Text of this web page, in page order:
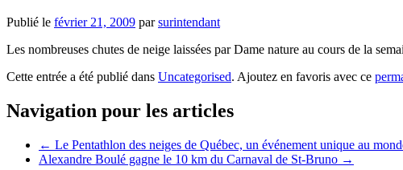
Publié le février 21, 2009 parsurintendant
Les nombreuses chutes de neige laissées par Dame nature au cours de la
Cette entrée a été publié dans Uncategorised. Ajoutez en favoris avec ce
Navigation pour les articles
← Le Pentathlon des neiges de Québec, un événement unique au
Alexandre Boulé gagne le 10 km du Carnaval de St-Bruno →